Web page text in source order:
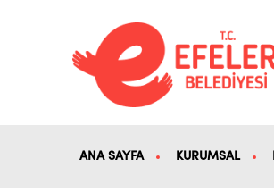
ANA SAYFA KURUMSAL